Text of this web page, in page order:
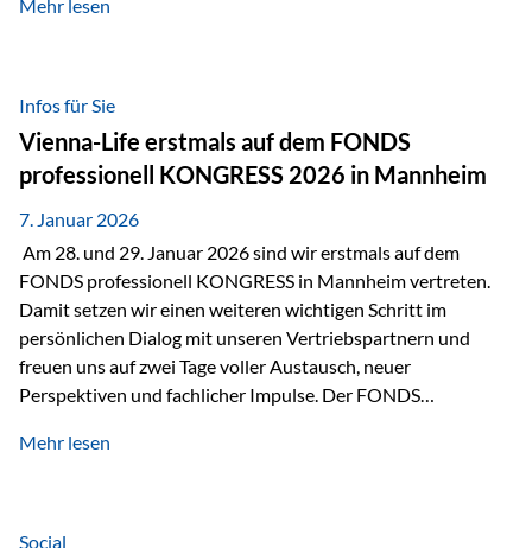
werden häufig kritisch betrachtet. Sie gelten als teurer,
Beide Ansätze haben ihre Berechtigung und ihre Stärken
entfalten sie oft gerade in Kombination. ETFs: Effizient, breit
gestreut und klar strukturiert…
Mehr lesen
Infos für Sie
Vienna-Life erstmals auf dem FONDS
professionell KONGRESS 2026 in Mannheim
7. Januar 2026
Am 28. und 29. Januar 2026 sind wir erstmals auf dem
FONDS professionell KONGRESS in Mannheim vertreten.
Damit setzen wir einen weiteren wichtigen Schritt im
persönlichen Dialog mit unseren Vertriebspartnern und
freuen uns auf zwei Tage voller Austausch, neuer
Perspektiven und fachlicher Impulse. Der FONDS
Branchentreffen für Finanz- und Versicherungsprofis im
Vermögensstrukturierung und Nachfolgeplanung
Mehr lesen
Social